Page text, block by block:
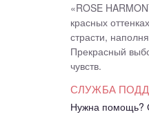
«ROSE
красных
страсти,
Прекрасный
чувств.
СЛУЖБА
Нужна помощь?